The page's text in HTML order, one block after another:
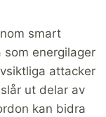
smart
energilager
attacker
ut delar av
kan bidra